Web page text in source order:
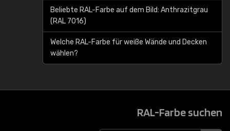
Beliebte RAL-Farbe auf dem Bild: Anthrazitgrau
(RAL 7016)
Welche RAL-Farbe für weiße Wände und Decken
wählen?
RAL-Farbe suchen